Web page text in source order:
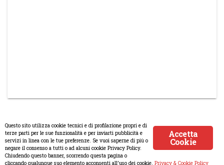
© Copyright 2008-2017 Scenaripolitici.com - Tutti i diritti riservati.
Creato daAtlanticmoon.com
Accetta
Cookie
Questo sito utilizza cookie tecnici e di profilazione propri e di
terze parti per le sue funzionalità e per inviarti pubblicità e
servizi in linea con le tue preferenze. Se vuoi saperne di più o
negare il consenso a tutti o ad alcuni cookie Privacy Policy.
Chiudendo questo banner, scorrendo questa pagina o
cliccando qualunque suo elemento acconsenti all’uso dei cookie. Privacy & Cookie Policy